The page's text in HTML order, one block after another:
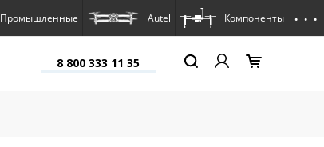
Промышленные Autel Компоненты . . .
8 800 333 11 35